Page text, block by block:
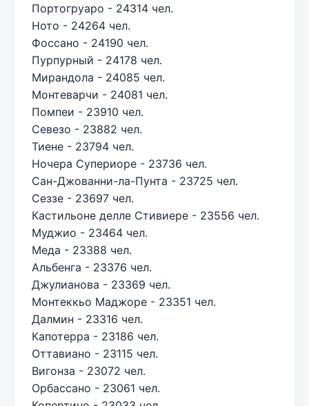
Портогруаро - 24314 чел.
Ното - 24264 чел.
Фоссано - 24190 чел.
Пурпурный - 24178 чел.
Мирандола - 24085 чел.
Монтеварчи - 24081 чел.
Помпеи - 23910 чел.
Севезо - 23882 чел.
Тиене - 23794 чел.
Ночера Супериоре - 23736 чел.
Сан-Джованни-ла-Пунта - 23725 чел.
Сеззе - 23697 чел.
Кастильоне делле Стивиере - 23556 чел.
Муджио - 23464 чел.
Меда - 23388 чел.
Альбенга - 23376 чел.
Джулианова - 23369 чел.
Монтеккьо Маджоре - 23351 чел.
Далмин - 23316 чел.
Капотерра - 23186 чел.
Оттавиано - 23115 чел.
Вигонза - 23072 чел.
Орбассано - 23061 чел.